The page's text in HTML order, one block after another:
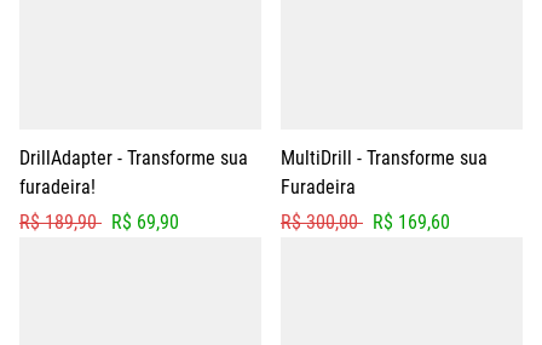
DrillAdapter - Transforme sua
furadeira!
R$ 189,90 R$ 69,90
MultiDrill - Transforme sua
Furadeira
R$ 300,00 R$ 169,60